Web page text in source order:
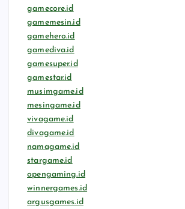
gamecore.id
gamemesin.id
gamehero.id
gamediva.id
gamesuper.id
gamestar.id
musimgame.id
mesingame.id
vivagame.id
divagame.id
namagame.id
stargame.id
opengaming.id
winnergames.id
argusgames.id